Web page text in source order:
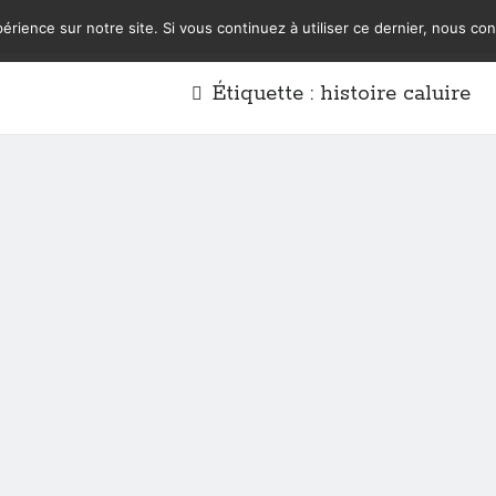
Étiquette : histoire caluire
sur notre site. Si vous continuez à utiliser ce dernier, nous